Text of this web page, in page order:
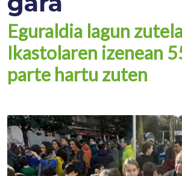
Eguraldia lagun
Ikastolaren izenean
parte hartu zuten